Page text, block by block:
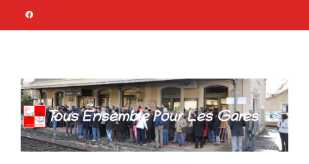
TOUS ENSEMBLE
POUR LES GARES
Association Citoyenne